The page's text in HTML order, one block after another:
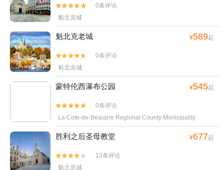


0条评论
魁北克城
魁北克老城 ¥589起


0条评论
魁北克城
蒙特伦西瀑布公园 ¥545起


0条评论
La Cote-de-Beaupre Regional County Municipality
胜利之后圣母教堂 ¥677起


13条评论
魁北克城